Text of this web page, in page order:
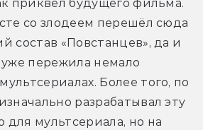
приквел будущего фильма.
со злодеем перешёл сюда
состав «Повстанцев», да и
пережила немало
Более того, по
разрабатывал эту
мультсериала, но на